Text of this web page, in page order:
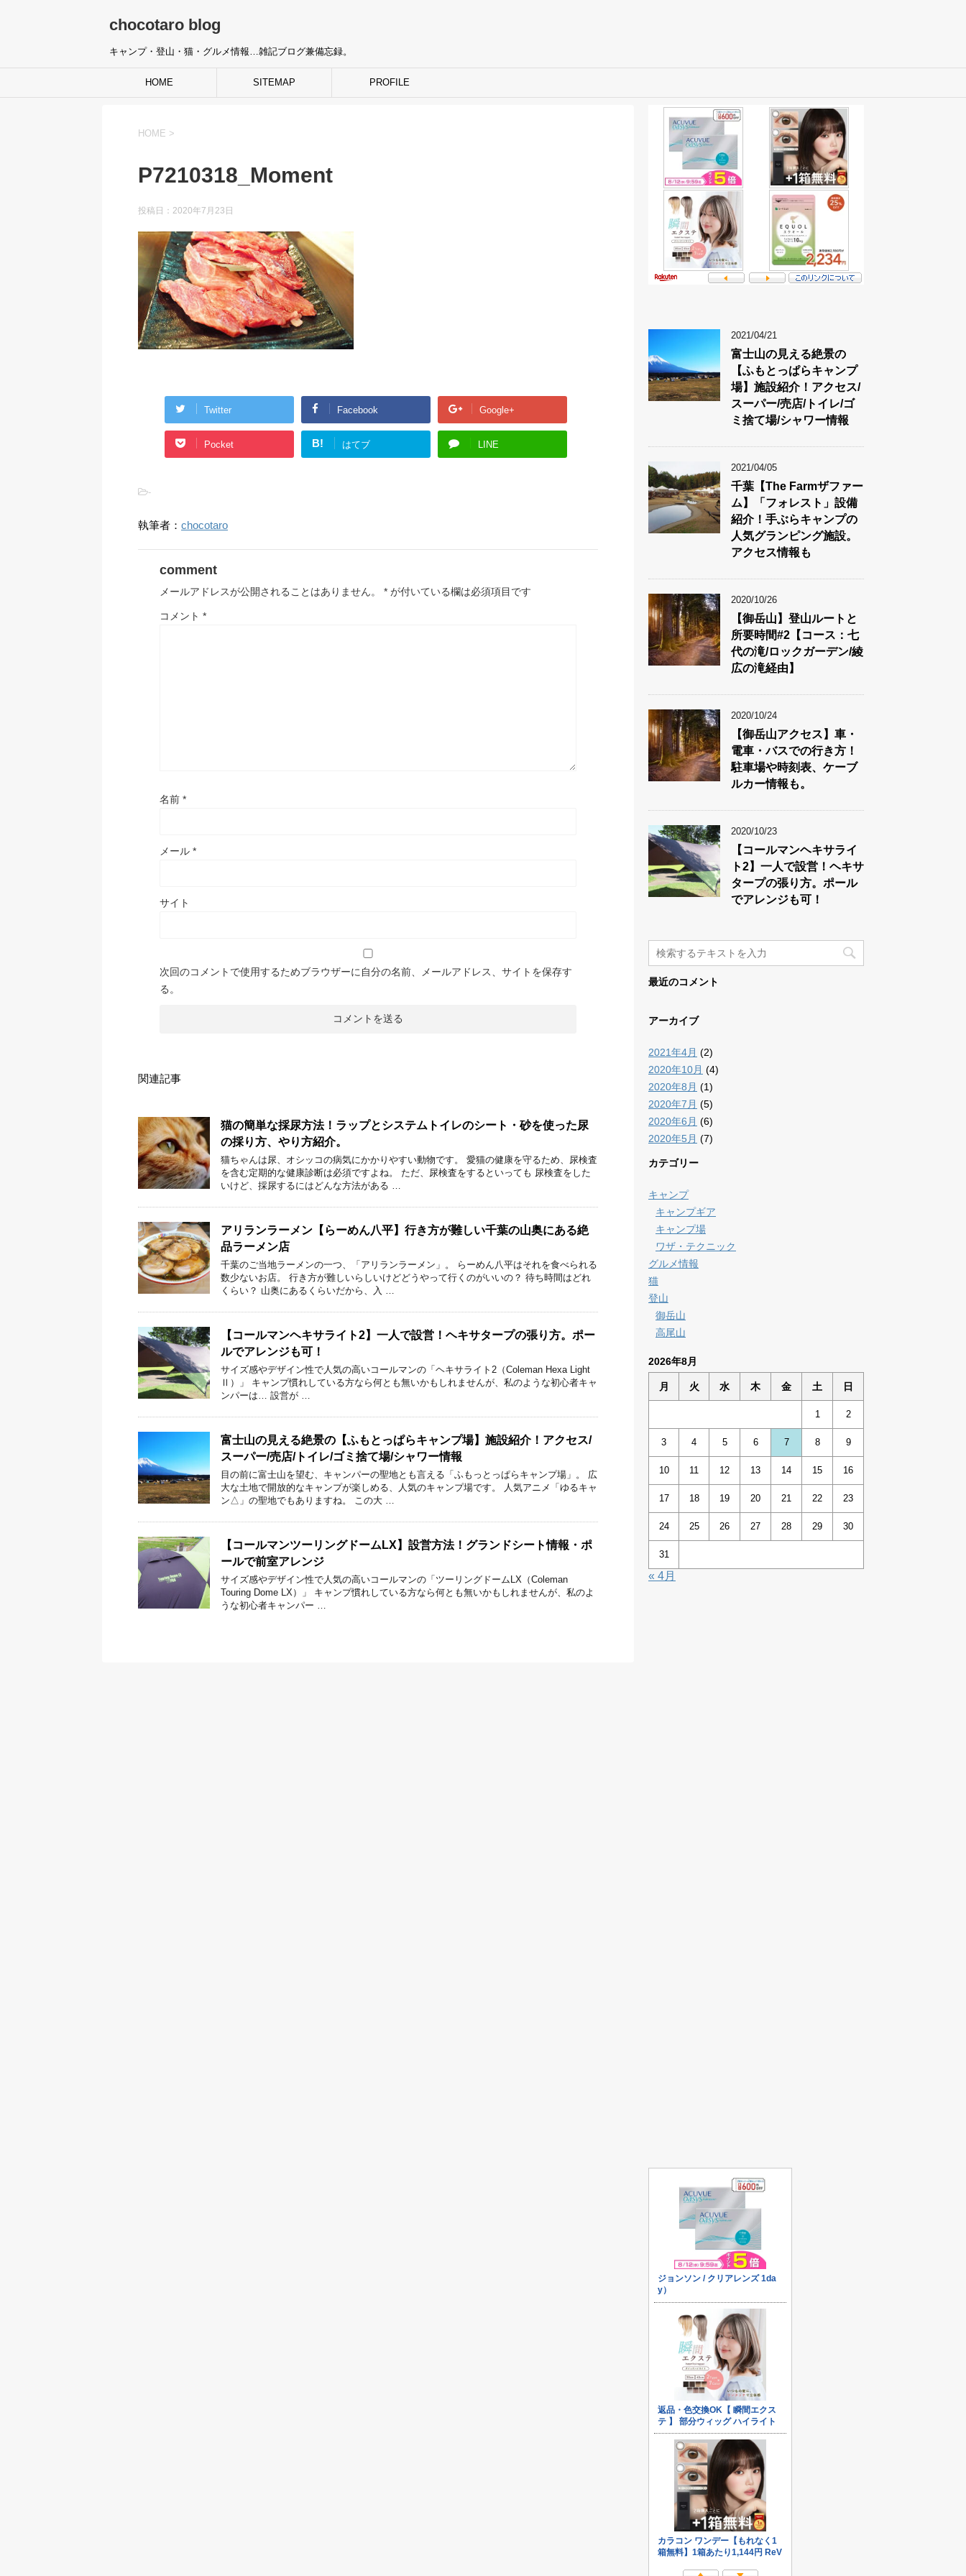
chocotaro blog
キャンプ・登山・猫・グルメ情報…雑記ブログ兼備忘録。
HOME SITEMAP PROFILE
HOME >
P7210318_Moment
投稿日： 2020年7月23日
Twitter Facebook Google+
Pocket B! はてブ LINE
-
執筆者： chocotaro
comment
メールアドレスが公開されることはありません。 * が付いている欄は必須項目です
コメント *
名前 *
メール *
サイト
次回のコメントで使用するためブラウザーに自分の名前、メールアドレス、サイトを保存す
る。
関連記事
猫の簡単な採尿方法！ラップとシステムトイレのシート・砂を使った尿
の採り方、やり方紹介。
猫ちゃんは尿、オシッコの病気にかかりやすい動物です。 愛猫の健康を守るため、尿検査
を含む定期的な健康診断は必須ですよね。 ただ、尿検査をするといっても 尿検査をした
いけど、採尿するにはどんな方法がある …
アリランラーメン【らーめん八平】行き方が難しい千葉の山奥にある絶
品ラーメン店
千葉のご当地ラーメンの一つ、「アリランラーメン」。 らーめん八平はそれを食べられる
数少ないお店。 行き方が難しいらしいけどどうやって行くのがいいの？ 待ち時間はどれ
くらい？ 山奥にあるくらいだから、入 …
【コールマンヘキサライト2】一人で設営！ヘキサタープの張り方。ポー
ルでアレンジも可！
サイズ感やデザイン性で人気の高いコールマンの「ヘキサライト2（Coleman Hexa Light
Ⅱ）」 キャンプ慣れしている方なら何とも無いかもしれませんが、私のような初心者キャ
ンパーは… 設営が …
富士山の見える絶景の【ふもとっぱらキャンプ場】施設紹介！アクセス/
スーパー/売店/トイレ/ゴミ捨て場/シャワー情報
目の前に富士山を望む、キャンパーの聖地とも言える「ふもっとっぱらキャンプ場」。 広
大な土地で開放的なキャンプが楽しめる、人気のキャンプ場です。 人気アニメ「ゆるキャ
ン△」の聖地でもありますね。 この大 …
【コールマンツーリングドームLX】設営方法！グランドシート情報・ポ
ールで前室アレンジ
サイズ感やデザイン性で人気の高いコールマンの「ツーリングドームLX（Coleman
Touring Dome LX）」 キャンプ慣れしている方なら何とも無いかもしれませんが、私のよ
うな初心者キャンパー …
2021/04/21
富士山の見える絶景の
【ふもとっぱらキャンプ
場】施設紹介！アクセス/
スーパー/売店/トイレ/ゴ
ミ捨て場/シャワー情報
2021/04/05
千葉【The Farmザファー
ム】「フォレスト」設備
紹介！手ぶらキャンプの
人気グランピング施設。
アクセス情報も
2020/10/26
【御岳山】登山ルートと
所要時間#2【コース：七
代の滝/ロックガーデン/綾
広の滝経由】
2020/10/24
【御岳山アクセス】車・
電車・バスでの行き方！
駐車場や時刻表、ケーブ
ルカー情報も。
2020/10/23
【コールマンヘキサライ
ト2】一人で設営！ヘキサ
タープの張り方。ポール
でアレンジも可！
最近のコメント
アーカイブ
2021年4月 (2)
2020年10月 (4)
2020年8月 (1)
2020年7月 (5)
2020年6月 (6)
2020年5月 (7)
カテゴリー
キャンプ
キャンプギア
キャンプ場
ワザ・テクニック
グルメ情報
猫
登山
御岳山
高尾山
2026年8月
月 火 水 木 金 土 日
1 2
3 4 5 6 7 8 9
10 11 12 13 14 15 16
17 18 19 20 21 22 23
24 25 26 27 28 29 30
31
« 4月